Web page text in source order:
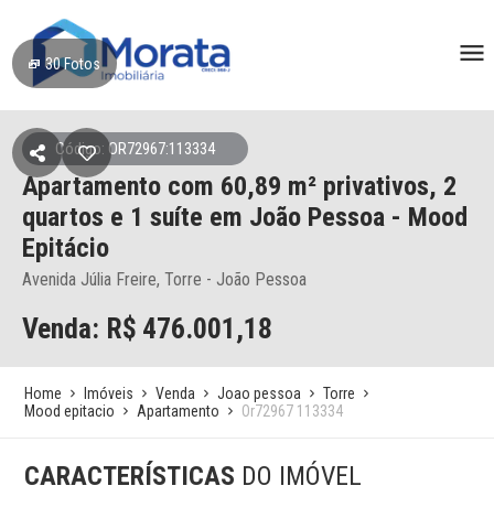
30Fotos
Código: OR72967:113334
Apartamento com 60,89 m² privativos, 2
quartos e 1 suíte em João Pessoa - Mood
Epitácio
Avenida Júlia Freire, Torre - João Pessoa
Venda: R$ 476.001,18
Home Imóveis Venda Joao pessoa
Torre
Mood epitacio
Apartamento Or72967 113334
CARACTERÍSTICAS DO IMÓVEL